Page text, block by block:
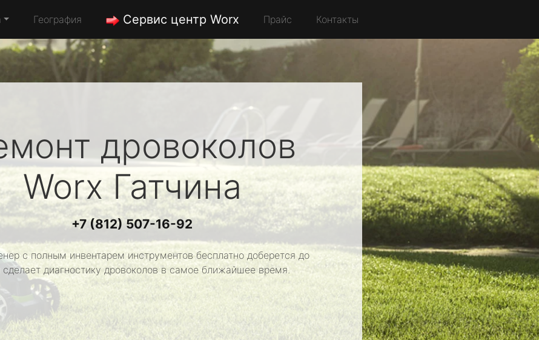
География Сервис центр Worx Прайс Контакты
дровоколов
WorxГатчина
+7 (812) 507-16-92
с полным инвентарем инструментов бесплатно доберется до
диагностику дровоколов в самое ближайшее время.